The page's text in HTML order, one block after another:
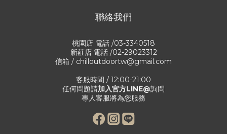
聯絡我們
桃園店 電話 /03-3340518
新莊店 電話 /02-29023312
信箱 / chilloutdoortw@gmail.com
客服時間 / 12:00-21:00
任何問題請加入官方LINE@詢問
專人客服將為您服務